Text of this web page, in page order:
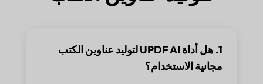
1. هل أداة UPDF AI لتوليد عناوين الكتب
مجانية الاستخدام؟